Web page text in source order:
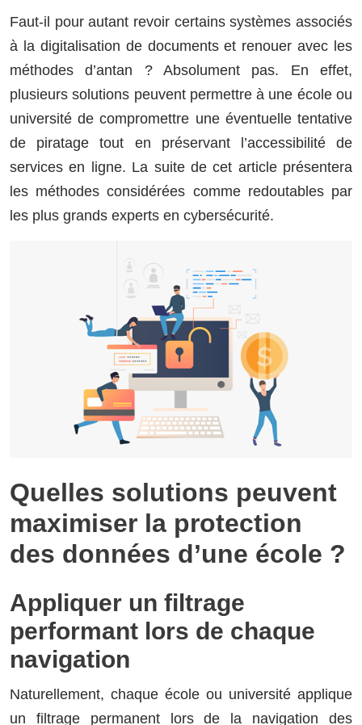
Faut-il pour autant revoir certains systèmes associés
à la digitalisation de documents et renouer avec les
méthodes d’antan ? Absolument pas. En effet,
plusieurs solutions peuvent permettre à une école ou
université de compromettre une éventuelle tentative
de piratage tout en préservant l’accessibilité de
services en ligne. La suite de cet article présentera
les méthodes considérées comme redoutables par
les plus grands experts en cybersécurité.
Quelles solutions peuvent
maximiser la protection
des données d’une école ?
Appliquer un filtrage
performant lors de chaque
navigation
Naturellement, chaque école ou université applique
un filtrage permanent lors de la navigation des